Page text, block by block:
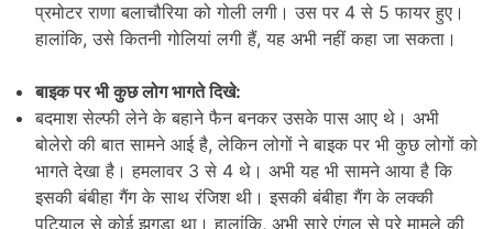
प्रमोटर राणा बलाचौरिया को गोली लगी। उस पर 4 से 5 फायर हुए।
हालांकि, उसे कितनी गोलियां लगी हैं, यह अभी नहीं कहा जा सकता।
बाइक पर भी कुछ लोग भागते दिखे:
बदमाश सेल्फी लेने के बहाने फैन बनकर उसके पास आए थे। अभी
बोलेरो की बात सामने आई है, लेकिन लोगों ने बाइक पर भी कुछ लोगों को
भागते देखा है। हमलावर 3 से 4 थे। अभी यह भी सामने आया है कि
इसकी बंबीहा गैंग के साथ रंजिश थी। इसकी बंबीहा गैंग के लक्की
पटियाल से कोई झगड़ा था। हालांकि, अभी सारे एंगल से पूरे मामले की